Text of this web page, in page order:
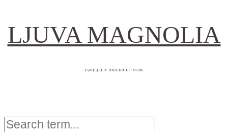
LJUVA MAGNOLIA
FAMILJELIV INREDNING MODE